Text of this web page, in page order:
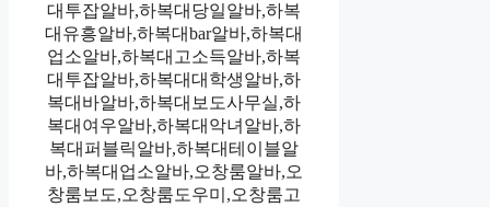
대투잡알바,하복대당일알바,하복
대유흥알바,하복대bar알바,하복대
업소알바,하복대고소득알바,하복
대투잡알바,하복대대학생알바,하
복대바알바,하복대보도사무실,하
복대여우알바,하복대악녀알바,하
복대퍼블릭알바,하복대테이블알
바,하복대업소알바,오창룸알바,오
창룸보도,오창룸도우미,오창룸고